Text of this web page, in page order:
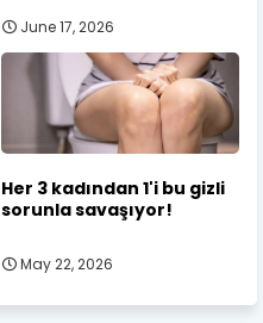
June 17, 2026
Her 3 kadından 1'i bu gizli
sorunla savaşıyor!
May 22, 2026